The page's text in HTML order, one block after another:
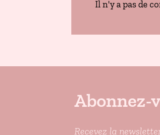
Il n'y a pas de
Abonnez-
Recevez la